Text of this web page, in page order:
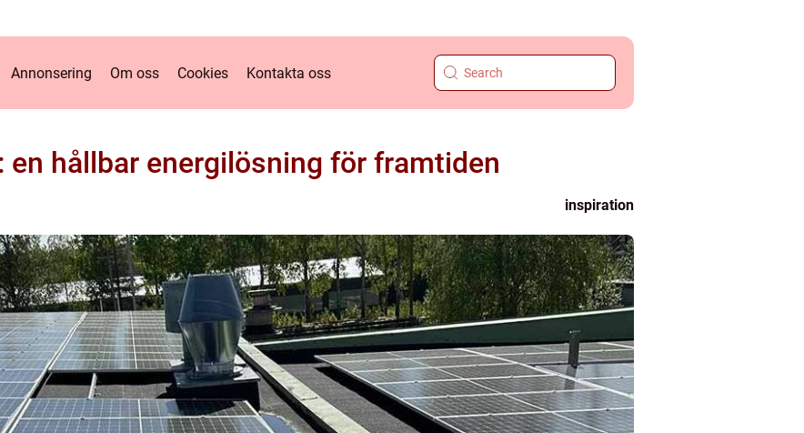
Annonsering Om oss Cookies Kontakta oss
en hållbar energilösning för framtiden
inspiration